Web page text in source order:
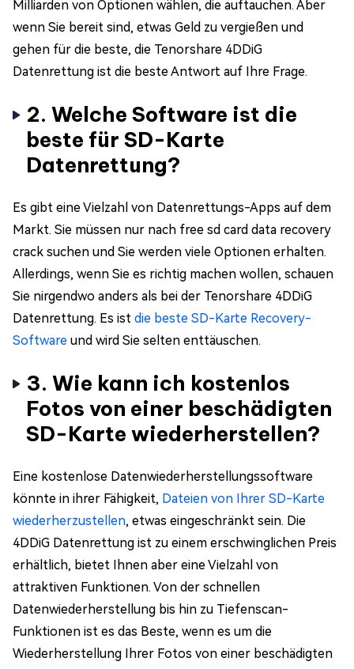
Milliarden von Optionen wählen, die auftauchen. Aber
wenn Sie bereit sind, etwas Geld zu vergießen und
gehen für die beste, die Tenorshare 4DDiG
Datenrettung ist die beste Antwort auf Ihre Frage.
2. Welche Software ist die
beste für SD-Karte
Datenrettung?
Es gibt eine Vielzahl von Datenrettungs-Apps auf dem
Markt. Sie müssen nur nach free sd card data recovery
crack suchen und Sie werden viele Optionen erhalten.
Allerdings, wenn Sie es richtig machen wollen, schauen
Sie nirgendwo anders als bei der Tenorshare 4DDiG
Datenrettung. Es ist die beste SD-Karte Recovery-
Software und wird Sie selten enttäuschen.
3. Wie kann ich kostenlos
Fotos von einer beschädigten
SD-Karte wiederherstellen?
Eine kostenlose Datenwiederherstellungssoftware
könnte in ihrer Fähigkeit, Dateien von Ihrer SD-Karte
wiederherzustellen, etwas eingeschränkt sein. Die
4DDiG Datenrettung ist zu einem erschwinglichen Preis
erhältlich, bietet Ihnen aber eine Vielzahl von
attraktiven Funktionen. Von der schnellen
Datenwiederherstellung bis hin zu Tiefenscan-
Funktionen ist es das Beste, wenn es um die
Wiederherstellung Ihrer Fotos von einer beschädigten